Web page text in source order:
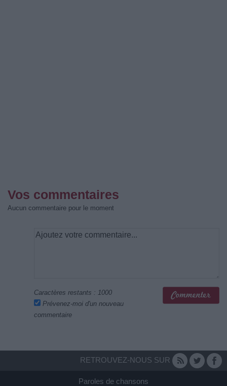
Vos commentaires
Aucun commentaire pour le moment
Caractères restants : 1000
Prévenez-moi d'un nouveau
commentaire
RETROUVEZ-NOUS SUR
Paroles de chansons